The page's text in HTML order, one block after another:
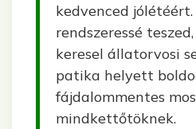
kedvenced jólétéért.
rendszeressé
keresel állatorvosi
patika helyett
fájdalommentes
mindkettőtöknek.